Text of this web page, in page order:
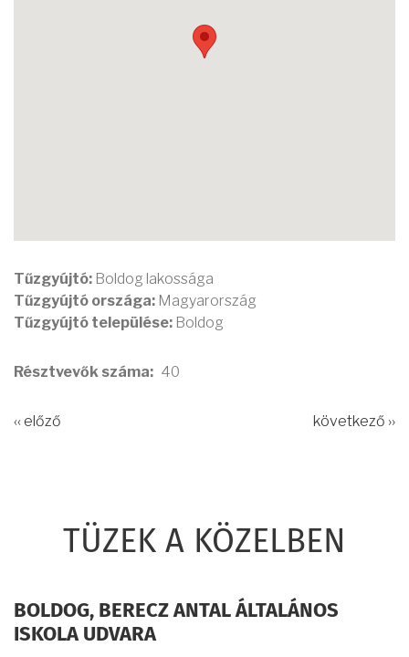
Tűzgyújtó: Boldog lakossága
Tűzgyújtó országa: Magyarország
Tűzgyújtó települése: Boldog
Résztvevők száma 40
‹‹ előző következő ››
TÜZEK A KÖZELBEN
BOLDOG, BERECZ ANTAL ÁLTALÁNOS
ISKOLA UDVARA